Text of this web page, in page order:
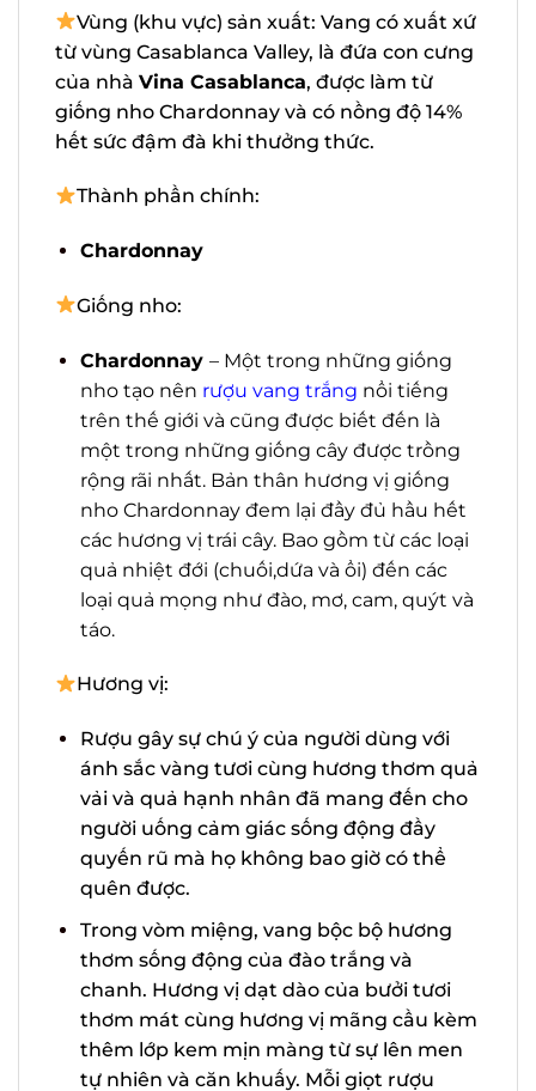
Vùng (khu vực) sản xuất: Vang có xuất
xứ từ vùng Casablanca Valley, là đứa con
cưng của nhàVina Casablanca, được làm
từ giống nho Chardonnay và có nồng độ
14% hết sức đậm đà khi thưởng thức.
Thành phần chính:
Chardonnay
Giống nho:
Chardonnay
– Một trong những giống
nho tạo nên rượu vang trắng nổi tiếng
trên thế giới và cũng được biết đến là
một trong những giống cây được trồng
rộng rãi nhất. Bản thân hương vị giống
nho Chardonnay đem lại đầy đủ hầu
hết các hương vị trái cây. Bao gồm từ
các loại quả nhiệt đới (chuối,dứa và ổi)
đến các loại quả mọng như đào, mơ,
cam, quýt và táo.
Hương vị:
Rượu gây sự chú ý của người dùng với
ánh sắc vàng tươi cùng hương thơm
quả vải và quả hạnh nhân đã mang
đến cho người uống cảm giác sống
động đầy quyến rũ mà họ không bao
giờ có thể quên được.
Trong vòm miệng, vang bộc bộ hương
thơm sống động của đào trắng và
chanh. Hương vị dạt dào của bưởi tươi
thơm mát cùng hương vị mãng cầu
kèm thêm lớp kem mịn màng từ sự lên
men tự nhiên và căn khuấy. Mỗi giọt